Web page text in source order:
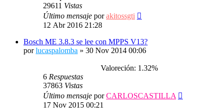
29611 Vistas
Último mensaje porakitossgti
12 Abr 2016 21:28
Bosch ME 3.8.3 se lee con MPPS V13?
porlucaspalomba » 30 Nov 2014 00:06
Valoreción: 1.32%
6 Respuestas
37863 Vistas
Último mensaje porCARLOSCASTILLA
17 Nov 2015 00:21